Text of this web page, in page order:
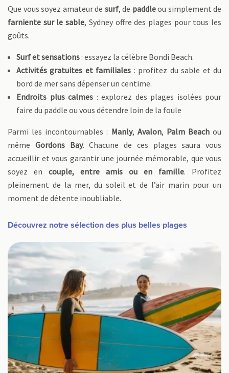
Que vous soyez amateur de surf, de paddleou simplement de
farniente sur le sable, Sydney offre des plages pour tous les
goûts.
Surf et sensations : essayez la célèbre Bondi Beach.
Activités gratuites et familiales : profitez du sable et du
bord de mer sans dépenser un centime.
Endroits plus calmes : explorez des plages isolées pour
faire du paddle ou vous détendre loin de la foule
Parmi les incontournables : Manly, Avalon, Palm Beachou
même Gordons Bay. Chacune de ces plages saura vous
accueillir et vous garantir une journée mémorable, que vous
soyez en couple, entre amis ou en famille. Profitez
pleinement de la mer, du soleil et de l’air marin pour un
moment de détente inoubliable.
Découvrez notre sélection des plus belles plages